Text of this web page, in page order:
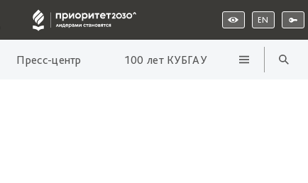
EN
Пресс-центр 100 лет КУБГАУ